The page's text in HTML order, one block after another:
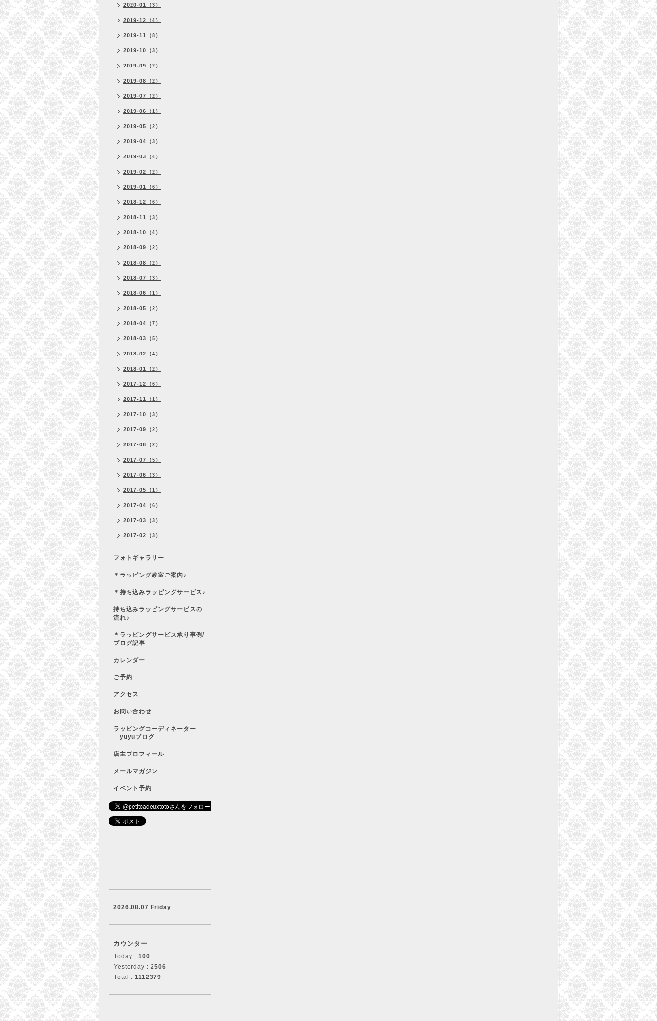
2020-01（3）
2019-12（4）
2019-11（8）
2019-10（3）
2019-09（2）
2019-08（2）
2019-07（2）
2019-06（1）
2019-05（2）
2019-04（3）
2019-03（4）
2019-02（2）
2019-01（6）
2018-12（6）
2018-11（3）
2018-10（4）
2018-09（2）
2018-08（2）
2018-07（3）
2018-06（1）
2018-05（2）
2018-04（7）
2018-03（5）
2018-02（4）
2018-01（2）
2017-12（6）
2017-11（1）
2017-10（3）
2017-09（2）
2017-08（2）
2017-07（5）
2017-06（3）
2017-05（1）
2017-04（6）
2017-03（3）
2017-02（3）
フォトギャラリー
＊ラッピング教室ご案内♪
＊持ち込みラッピングサービス♪
持ち込みラッピングサービスの
流れ♪
＊ラッピングサービス承り事例/
ブログ記事
カレンダー
ご予約
アクセス
お問い合わせ
ラッピングコーディネーター
yuyuブログ
店主プロフィール
メールマガジン
イベント予約
2026.08.07 Friday
カウンター
Today : 100
Yesterday : 2506
Total : 1112379